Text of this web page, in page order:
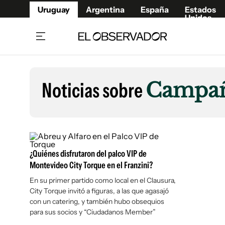
Uruguay Argentina España
Estados
Unidos
Beneficios Member
Café y Negocios
Economía y Empresas
Agro
Brand Studio
Mundo
Cultura y Espectáculos
Noticias sobre
¿Quiénes disfrutaron del palco VIP de
Montevideo City Torque en el Franzini?
En su primer partido como local en el Clausura,
City Torque invitó a figuras, a las que agasajó
con un catering, y también hubo obsequios
para sus socios y “Ciudadanos Member”